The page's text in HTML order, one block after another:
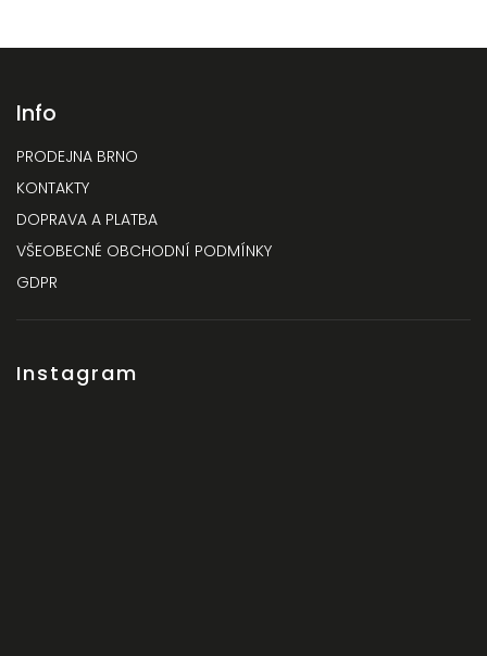
Info
PRODEJNA BRNO
KONTAKTY
DOPRAVA A PLATBA
VŠEOBECNÉ OBCHODNÍ PODMÍNKY
GDPR
Instagram